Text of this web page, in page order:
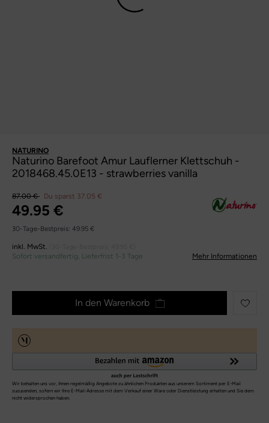
NATURINO
Naturino Barefoot Amur Lauflerner Klettschuh -
2018468.45.0E13 - strawberries vanilla
87.00 € Du sparst 37.05 €
49.95 €
30-Tage-Bestpreis: 49.95 €
inkl. MwSt.
Sofort versandfertig, Lieferfrist 1-3 Tage Mehr Informationen
In den Warenkorb